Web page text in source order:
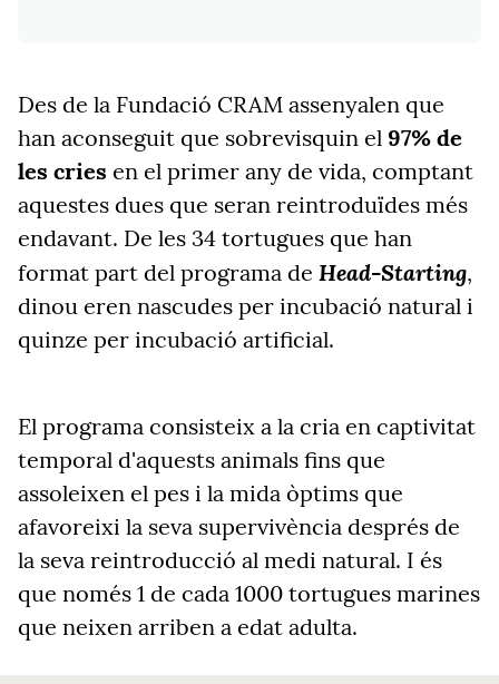
Des de la Fundació CRAM assenyalen que
han aconseguit que sobrevisquin el 97% de
les cries en el primer any de vida, comptant
aquestes dues que seran reintroduïdes més
endavant. De les 34 tortugues que han
format part del programa de Head-Starting,
dinou eren nascudes per incubació natural i
quinze per incubació artificial.
El programa consisteix a la cria en captivitat
temporal d'aquests animals fins que
assoleixen el pes i la mida òptims que
afavoreixi la seva supervivència després de
la seva reintroducció al medi natural. I és
que només 1 de cada 1000 tortugues marines
que neixen arriben a edat adulta.